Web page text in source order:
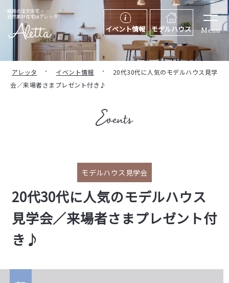
姫路の注文住宅・
自然素材住宅はアレッタ
イベント情報 モデルハウス Menu
アレッタ イベント情報
20代30代に人気のモデルハウス見学
会／来場者さまプレゼント付き♪
モデルハウス見学会
20代30代に人気のモデルハウス
見学会／来場者さまプレゼント付
き♪